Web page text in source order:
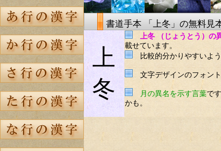
書道手本 「上冬」の無料見
上
冬
上冬 （じょうとう）の
載せています。
比較的分かりやすいよ
文字デザインのフォン
月の異名を示す言葉で
かも。